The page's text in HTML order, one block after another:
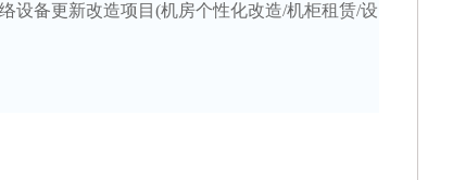
广东清远农村商业银行股份有限公司网络中心机
设备更新改造项目(机房个性化改造/机柜租赁/设